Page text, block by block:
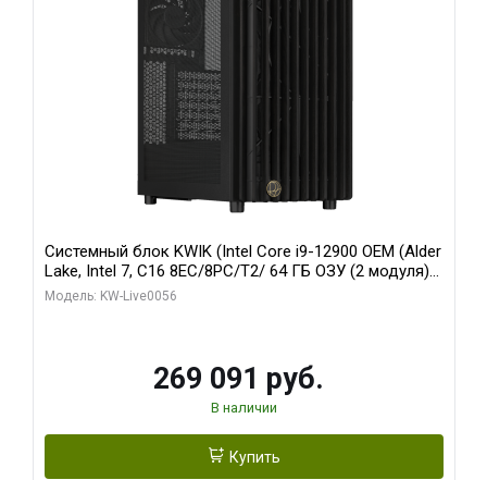
Системный блок KWIK (Intel Core i9-12900 OEM (Alder
Lake, Intel 7, C16 8EC/8PC/T2/ 64 ГБ ОЗУ (2 модуля)/
Palit RTX5080 INFINITY 3 OC 16GB GDDR7 256bit 3xDP
Модель: KW-Live0056
269 091 руб.
В наличии
Купить